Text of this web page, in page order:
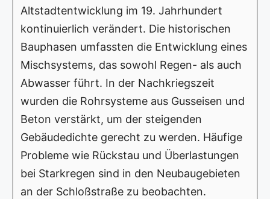
Altstadtentwicklung im 19. Jahrhundert
kontinuierlich verändert. Die historischen
Bauphasen umfassten die Entwicklung eines
Mischsystems, das sowohl Regen- als auch
Abwasser führt. In der Nachkriegszeit
wurden die Rohrsysteme aus Gusseisen und
Beton verstärkt, um der steigenden
Gebäudedichte gerecht zu werden. Häufige
Probleme wie Rückstau und Überlastungen
bei Starkregen sind in den Neubaugebieten
an der Schloßstraße zu beobachten.